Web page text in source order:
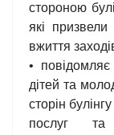
стороною
які
вжиття
•
дітей та
сторін
послуг та